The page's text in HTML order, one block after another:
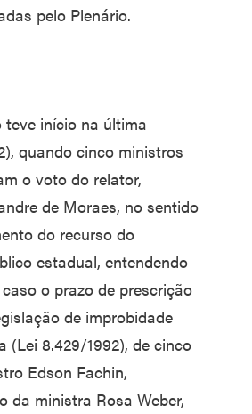
pelo Plenário.
teve início na última
quando cinco ministros
o voto do relator,
de Moraes, no sentido
do recurso do
estadual, entendendo
o prazo de prescrição
de improbidade
(Lei 8.429/1992), de cinco
Edson Fachin,
da ministra Rosa Weber,